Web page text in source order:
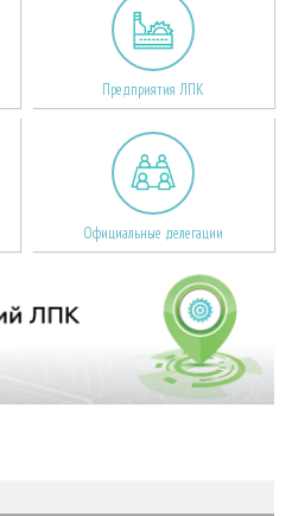
Предприятия ЛПК
Официальные делегации